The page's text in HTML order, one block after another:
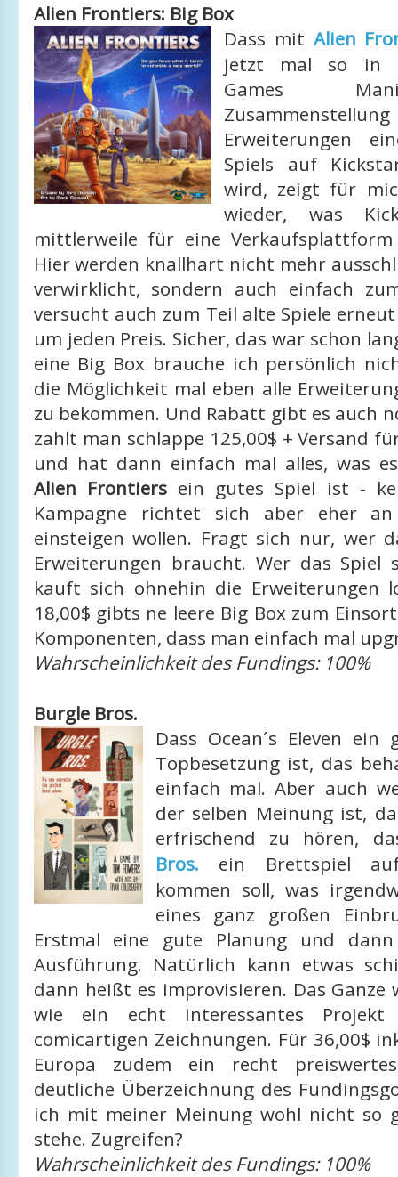
Alien Frontiers: Big Box
Dass mit Alien
jetzt mal so in
Games
Erweiterungen
Spiels auf
wird, zeigt für
wieder, was
mittlerweile für eine
Hier werden knallhart nicht mehr
verwirklicht, sondern auch einfach
versucht auch zum Teil alte Spiele
um jeden Preis. Sicher, das war schon
eine Big Box brauche ich persönlich
die Möglichkeit mal eben alle
zu bekommen. Und Rabatt gibt es auch
zahlt man schlappe 125,00$ + Versand
und hat dann einfach mal alles, was
Alien Frontiersein gutes Spiel ist -
Kampagne richtet sich aber eher
einsteigen wollen. Fragt sich nur, wer
Erweiterungen braucht. Wer das Spiel
kauft sich ohnehin die Erweiterungen
18,00$ gibts ne leere Big Box zum
Komponenten, dass man einfach mal
Wahrscheinlichkeit des Fundings: 100%
Burgle Bros.
Dass Ocean´s Eleven
Topbesetzung ist, das
einfach mal. Aber auch
der selben Meinung ist,
erfrischend zu hören,
Bros. ein Brettspiel
kommen soll, was
eines ganz großen
Erstmal eine gute Planung und
Ausführung. Natürlich kann etwas
dann heißt es improvisieren. Das
wie ein echt interessantes Projekt
comicartigen Zeichnungen. Für 36,00$
Europa zudem ein recht
deutliche Überzeichnung des
ich mit meiner Meinung wohl nicht so
stehe. Zugreifen?
Wahrscheinlichkeit des Fundings: 100%